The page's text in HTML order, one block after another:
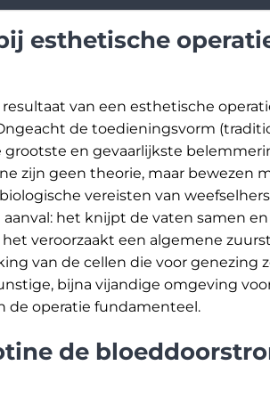
esthetische
van een esthetische
de toedieningsvorm
grootste en gevaarlijkste
zijn geen theorie, maar bewezen
vereisten van
het knijpt de vaten samen
veroorzaakt een algemene
van de cellen die voor genezing
bijna vijandige omgeving
de operatie fundamenteel.
de